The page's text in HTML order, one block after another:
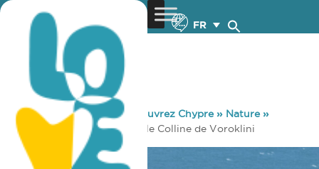
FR
You are here: Home »Découvrez Chypre» Nature»
Cyclisme» Parcours cyclable Colline de Voroklini